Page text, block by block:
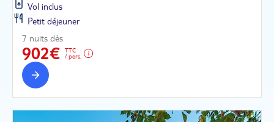
Vol inclus
Petit déjeuner
7 nuits dès
902€
TTC
/ pers.